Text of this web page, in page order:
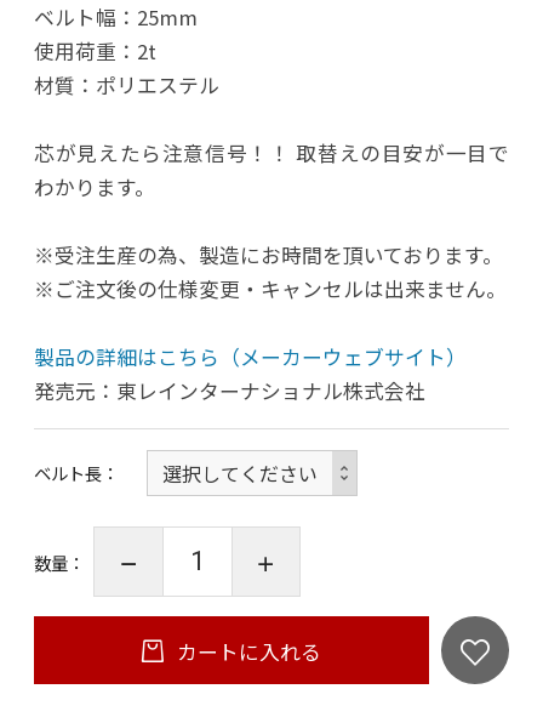
ベルト幅：25mm
使用荷重：2t
材質：ポリエステル
芯が見えたら注意信号！！ 取替えの目安が一目で
わかります。
※受注生産の為、製造にお時間を頂いております。
※ご注文後の仕様変更・キャンセルは出来ません。
製品の詳細はこちら（メーカーウェブサイト）
発売元：東レインターナショナル株式会社
ベルト長
数量：
カートに入れる